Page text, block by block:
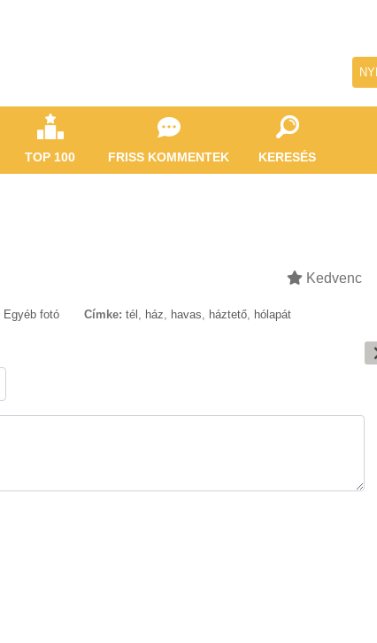
TOP 100 FRISS KOMMENTEK KERESÉS
Kedvenc
Egyéb fotó Címke: tél , ház, havas, háztető, hólapát